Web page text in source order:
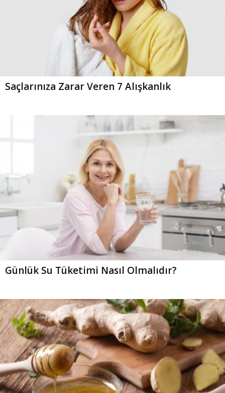
Saçlarınıza Zarar Veren 7 Alışkanlık
Günlük Su Tüketimi Nasıl Olmalıdır?